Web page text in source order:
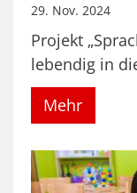
29. Nov. 2024
Projekt
lebendig in
Mehr